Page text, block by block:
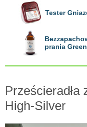
Tester
prania
High-Silver